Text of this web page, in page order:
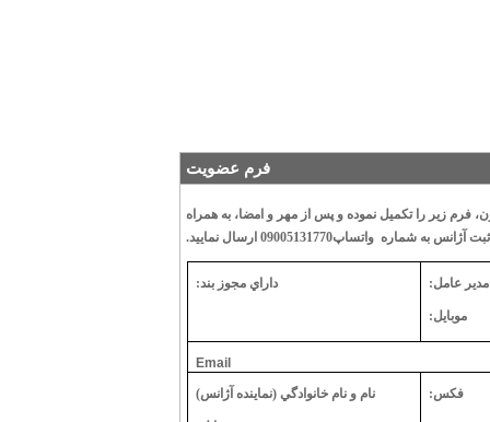
فرم عضويت
فرم زير را تکميل نموده و پس از مهر و امضا، به همراه
آژانس به شماره واتساپ09005131770 ارسال نماييد.
مدير عامل:
موبايل:
داراي مجوز بند:
Email
فکس:
نام و نام خانوادگي (نماينده آژانس)